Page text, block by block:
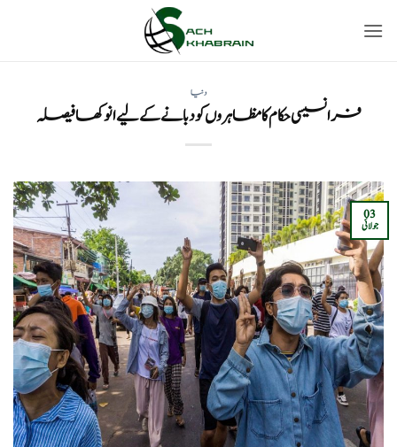
دنیا
فرانسیسی حکام کا مظاہروں کو دبانے کے لیے انوکھا فیصلہ
03
جولائی